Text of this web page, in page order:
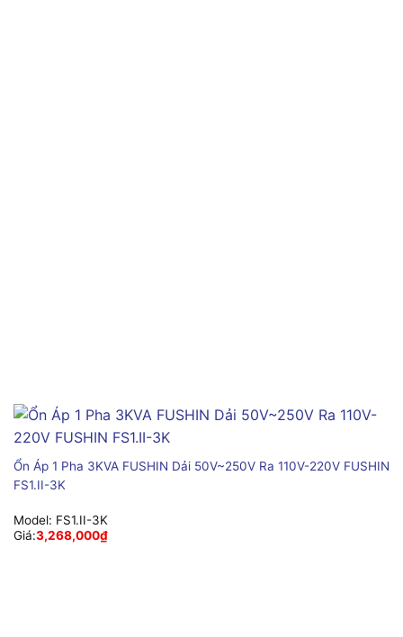
Ổn Áp 1 Pha 3KVA FUSHIN Dải 50V~250V Ra 110V-220V FUSHIN
FS1.II-3K
Model: FS1.II-3K
Giá:3,268,000₫